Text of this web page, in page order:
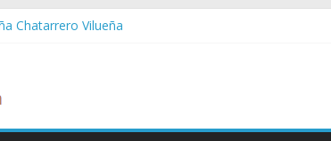
Chatarrero Vilueña
Zaida
Chatarrero Vistabella